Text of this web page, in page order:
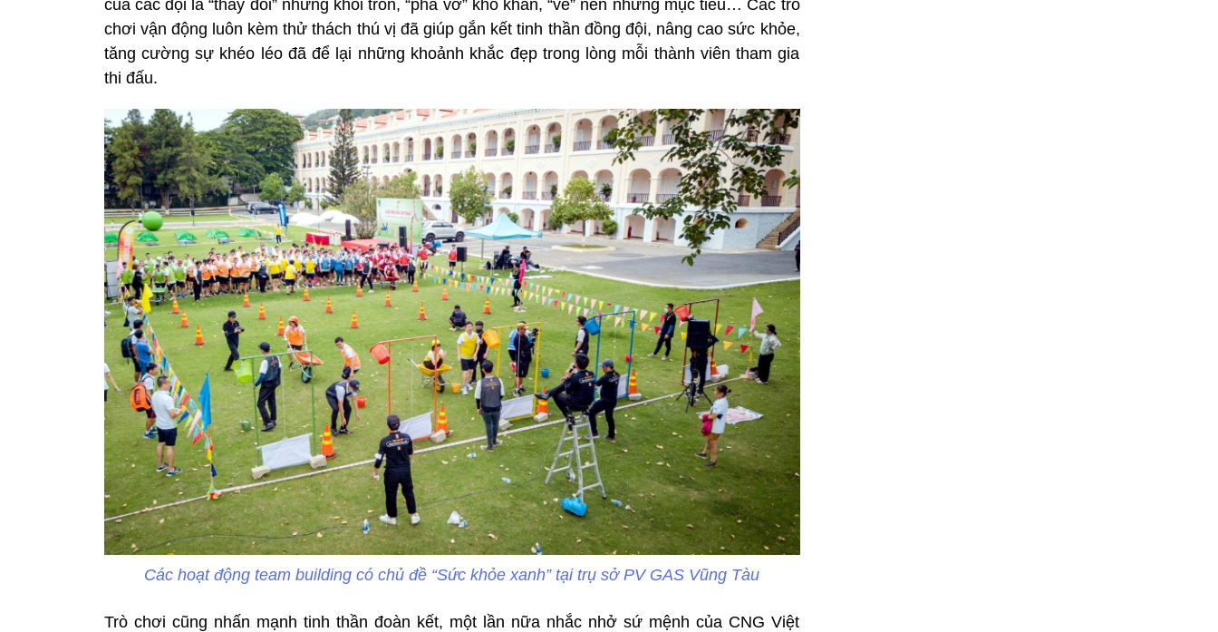
của các đội là “thay đổi” những khối tròn, “phá vỡ” khó khăn, “vẽ” nên những mục tiêu… Các trò
chơi vận động luôn kèm thử thách thú vị đã giúp gắn kết tinh thần đồng đội, nâng cao sức khỏe,
tăng cường sự khéo léo đã để lại những khoảnh khắc đẹp trong lòng mỗi thành viên tham gia
thi đấu.
Các hoạt động team building có chủ đề “Sức khỏe xanh” tại trụ sở PV GAS Vũng Tàu
Trò chơi cũng nhấn mạnh tinh thần đoàn kết, một lần nữa nhắc nhở sứ mệnh của CNG Việt